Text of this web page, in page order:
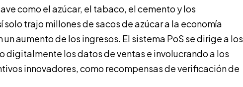
como el azúcar, el tabaco, el cemento y los
trajo millones de sacos de azúcar a la economía
aumento de los ingresos. El sistema PoS se dirige a los
digitalmente los datos de ventas e involucrando a los
innovadores, como recompensas de verificación de